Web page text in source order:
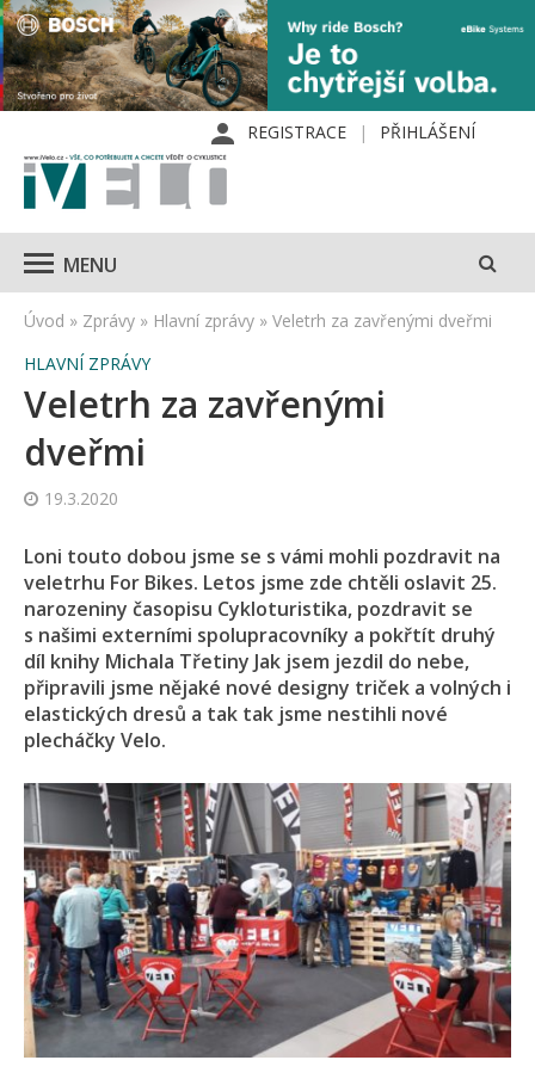
REGISTRACE PŘIHLÁŠENÍ
MENU
Úvod » Zprávy » Hlavní zprávy » Veletrh za zavřenými dveřmi
HLAVNÍ ZPRÁVY
Veletrh za zavřenými
dveřmi
19.3.2020
Loni touto dobou jsme se s vámi mohli pozdravit na
veletrhu For Bikes. Letos jsme zde chtěli oslavit 25.
narozeniny časopisu Cykloturistika, pozdravit se
s našimi externími spolupracovníky a pokřtít druhý
díl knihy Michala Třetiny Jak jsem jezdil do nebe,
připravili jsme nějaké nové designy triček a volných i
elastických dresů a tak tak jsme nestihli nové
plecháčky Velo.